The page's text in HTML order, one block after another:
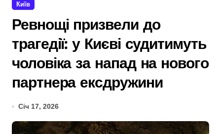
Київ
Ревнощі призвели до
трагедії: у Києві судитимуть
чоловіка за напад на нового
партнера ексдружини
Січ 17, 2026